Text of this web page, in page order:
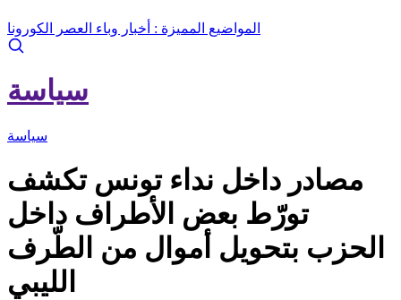
المواضيع المميزة : أخبار وباء العصر الكورونا
سياسة
سياسة
مصادر داخل نداء تونس تكشف
تورّط بعض الأطراف داخل
الحزب بتحويل أموال من الطّرف
الليبي